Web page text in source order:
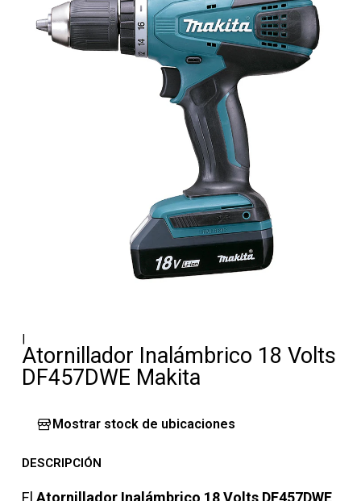
|
Atornillador Inalámbrico 18 Volts
DF457DWE Makita
Mostrar stock de ubicaciones
DESCRIPCIÓN
El Atornillador Inalámbrico 18 Volts DF457DWE